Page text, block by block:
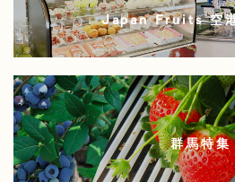
Japan Fruits 空
群馬特集